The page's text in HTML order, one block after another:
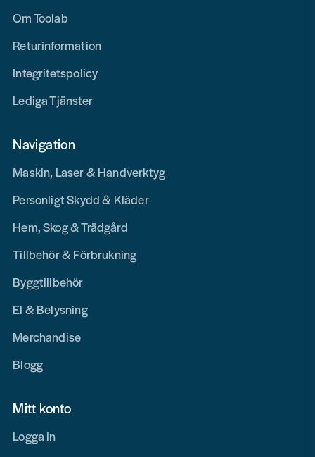
Om Toolab
Returinformation
Integritetspolicy
Lediga Tjänster
Navigation
Maskin, Laser & Handverktyg
Personligt Skydd & Kläder
Hem, Skog & Trädgård
Tillbehör & Förbrukning
Byggtillbehör
El & Belysning
Merchandise
Blogg
Mitt konto
Logga in